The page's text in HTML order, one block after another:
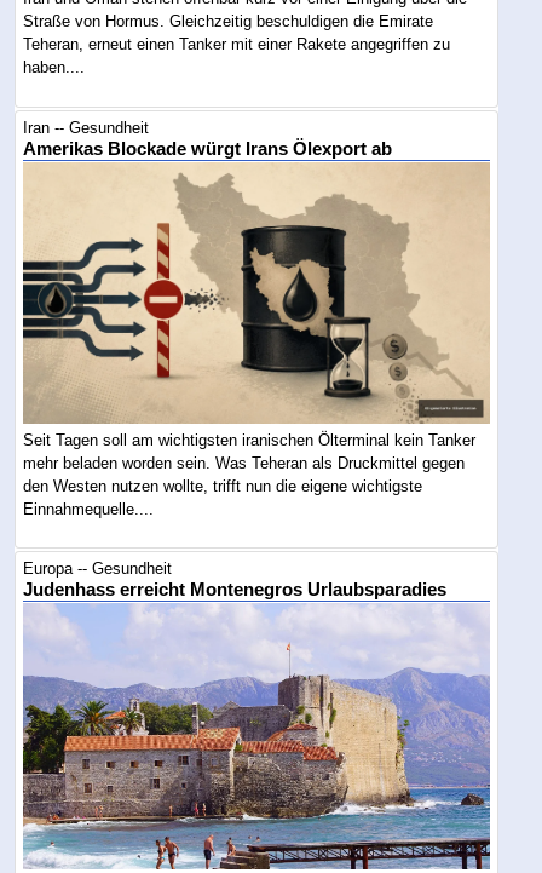
Straße von Hormus. Gleichzeitig beschuldigen die Emirate
Teheran, erneut einen Tanker mit einer Rakete angegriffen zu
haben....
Iran -- Gesundheit
Amerikas Blockade würgt Irans Ölexport ab
Seit Tagen soll am wichtigsten iranischen Ölterminal kein Tanker
mehr beladen worden sein. Was Teheran als Druckmittel gegen
den Westen nutzen wollte, trifft nun die eigene wichtigste
Einnahmequelle....
Europa -- Gesundheit
Judenhass erreicht Montenegros Urlaubsparadies